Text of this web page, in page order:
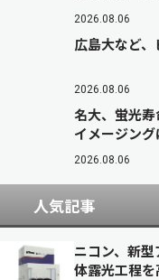
2026.08.06
広島大など
2026.08.06
名大、蛍光
イメージング
2026.08.06
人気記事
ニコン、新
体露光工程